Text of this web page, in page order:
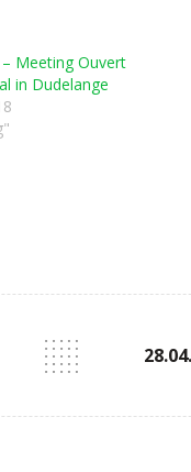
– Meeting Ouvert
in Dudelange